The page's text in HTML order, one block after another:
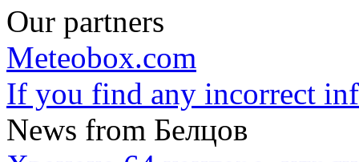
Our partners
Meteobox.com
If you find any incorrect
News from Белцов